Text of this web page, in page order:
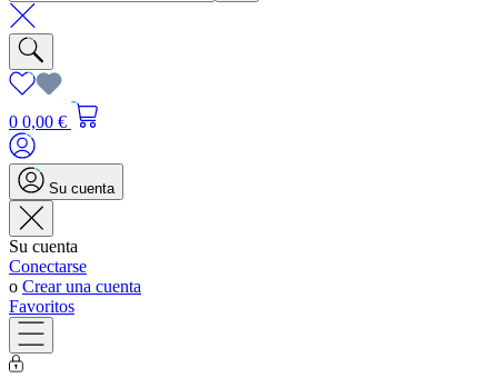
0 0,00 €
Su cuenta
Su cuenta
Conectarse
o Crear una cuenta
Favoritos